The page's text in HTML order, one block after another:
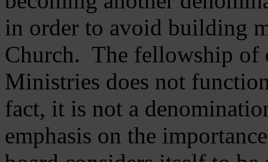
in order to avoid building
Church. The fellowship of
Ministries does not
fact, it is not a
emphasis on the